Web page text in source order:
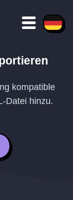
kompatible
-Datei hinzu.